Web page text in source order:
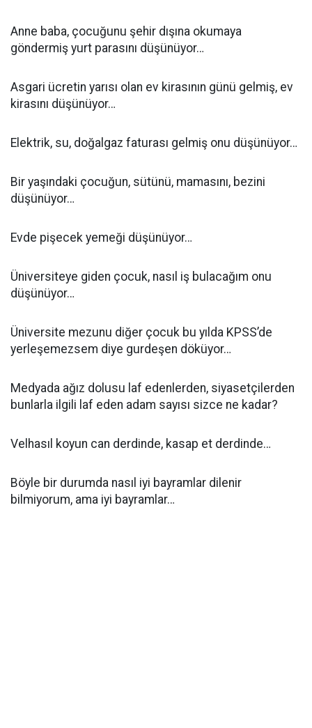
Anne baba, çocuğunu şehir dışına okumaya
göndermiş yurt parasını düşünüyor…
Asgari ücretin yarısı olan ev kirasının günü gelmiş, ev
kirasını düşünüyor…
Elektrik, su, doğalgaz faturası gelmiş onu düşünüyor…
Bir yaşındaki çocuğun, sütünü, mamasını, bezini
düşünüyor…
Evde pişecek yemeği düşünüyor…
Üniversiteye giden çocuk, nasıl iş bulacağım onu
düşünüyor…
Üniversite mezunu diğer çocuk bu yılda KPSS’de
yerleşemezsem diye gurdeşen döküyor…
Medyada ağız dolusu laf edenlerden, siyasetçilerden
bunlarla ilgili laf eden adam sayısı sizce ne kadar?
Velhasıl koyun can derdinde, kasap et derdinde…
Böyle bir durumda nasıl iyi bayramlar dilenir
bilmiyorum, ama iyi bayramlar…